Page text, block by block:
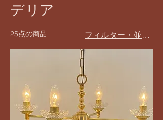
デリア
25点の商品 フィルター・並び替え